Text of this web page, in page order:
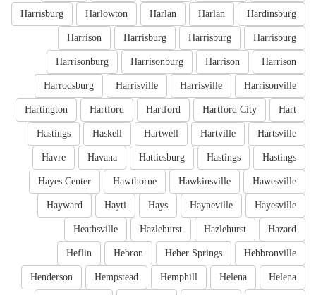
Hardinsburg
Harlan
Harlan
Harlowton
Harrisburg
Harrisburg
Harrisburg
Harrisburg
Harrison
Harrison
Harrison
Harrisonburg
Harrisonburg
Harrisonville
Harrisville
Harrisville
Harrodsburg
Hart
Hartford City
Hartford
Hartford
Hartington
Hartsville
Hartville
Hartwell
Haskell
Hastings
Hastings
Hastings
Hattiesburg
Havana
Havre
Hawesville
Hawkinsville
Hawthorne
Hayes Center
Hayesville
Hayneville
Hays
Hayti
Hayward
Hazard
Hazlehurst
Hazlehurst
Heathsville
Hebbronville
Heber Springs
Hebron
Heflin
Helena
Helena
Hemphill
Hempstead
Henderson